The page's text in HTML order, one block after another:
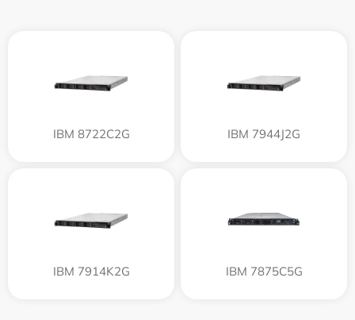
IBM 8722C2G IBM 7944J2G
IBM 7914K2G IBM 7875C5G